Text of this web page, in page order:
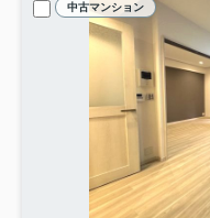
中古マンション